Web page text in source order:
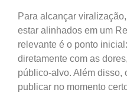
Para alcançar
estar alinhados em um
relevante é o ponto
diretamente com as
público-alvo. Além disso,
publicar no momento